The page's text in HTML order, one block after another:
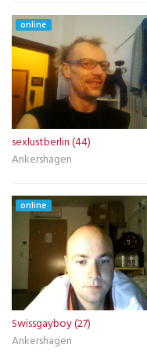
online
sexlustberlin (44)
Ankershagen
online
Swissgayboy (27)
Ankershagen